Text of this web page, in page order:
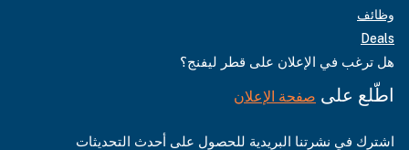
وظائف
Deals
هل ترغب في الإعلان على قطر ليفنج؟
اطّلع على صفحة الإعلان
اشترك في نشرتنا البريدية للحصول على أحدث التحديثات